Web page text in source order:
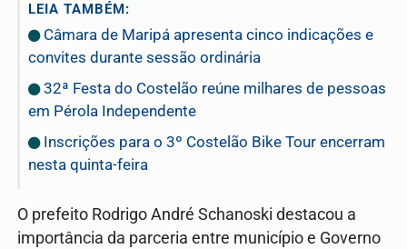
LEIA TAMBÉM:
Câmara de Maripá apresenta cinco indicações e
convites durante sessão ordinária
32ª Festa do Costelão reúne milhares de pessoas
em Pérola Independente
Inscrições para o 3º Costelão Bike Tour encerram
nesta quinta-feira
O prefeito Rodrigo André Schanoski destacou a
importância da parceria entre município e Governo